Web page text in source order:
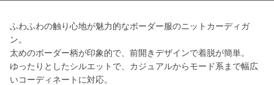
ふわふわの触り心地が魅力的なボーダー服のニットカーディガ
ン。
太めのボーダー柄が印象的で、前開きデザインで着脱が簡単。
ゆったりとしたシルエットで、カジュアルからモード系まで幅広
いコーディネートに対応。